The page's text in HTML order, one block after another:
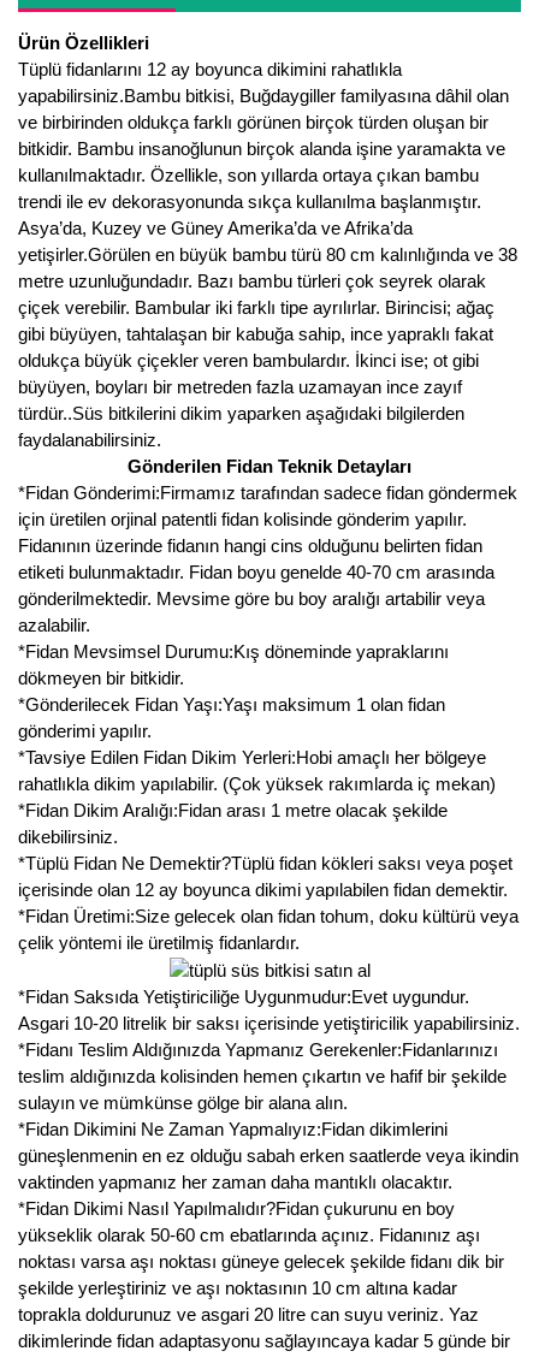
Ürün Özellikleri
Tüplü fidanlarını 12 ay boyunca dikimini rahatlıkla
yapabilirsiniz.Bambu bitkisi, Buğdaygiller familyasına dâhil olan
ve birbirinden oldukça farklı görünen birçok türden oluşan bir
bitkidir. Bambu insanoğlunun birçok alanda işine yaramakta ve
kullanılmaktadır. Özellikle, son yıllarda ortaya çıkan bambu
trendi ile ev dekorasyonunda sıkça kullanılma başlanmıştır.
Asya’da, Kuzey ve Güney Amerika’da ve Afrika’da
yetişirler.Görülen en büyük bambu türü 80 cm kalınlığında ve 38
metre uzunluğundadır. Bazı bambu türleri çok seyrek olarak
çiçek verebilir. Bambular iki farklı tipe ayrılırlar. Birincisi; ağaç
gibi büyüyen, tahtalaşan bir kabuğa sahip, ince yapraklı fakat
oldukça büyük çiçekler veren bambulardır. İkinci ise; ot gibi
büyüyen, boyları bir metreden fazla uzamayan ince zayıf
türdür..Süs bitkilerini dikim yaparken aşağıdaki bilgilerden
faydalanabilirsiniz.
Gönderilen Fidan Teknik Detayları
*Fidan Gönderimi:Firmamız tarafından sadece fidan göndermek
için üretilen orjinal patentli fidan kolisinde gönderim yapılır.
Fidanının üzerinde fidanın hangi cins olduğunu belirten fidan
etiketi bulunmaktadır. Fidan boyu genelde 40-70 cm arasında
gönderilmektedir. Mevsime göre bu boy aralığı artabilir veya
azalabilir.
*Fidan Mevsimsel Durumu:Kış döneminde yapraklarını
dökmeyen bir bitkidir.
*Gönderilecek Fidan Yaşı:Yaşı maksimum 1 olan fidan
gönderimi yapılır.
*Tavsiye Edilen Fidan Dikim Yerleri:Hobi amaçlı her bölgeye
rahatlıkla dikim yapılabilir. (Çok yüksek rakımlarda iç mekan)
*Fidan Dikim Aralığı:Fidan arası 1 metre olacak şekilde
dikebilirsiniz.
*Tüplü Fidan Ne Demektir?Tüplü fidan kökleri saksı veya poşet
içerisinde olan 12 ay boyunca dikimi yapılabilen fidan demektir.
*Fidan Üretimi:Size gelecek olan fidan tohum, doku kültürü veya
çelik yöntemi ile üretilmiş fidanlardır.
*Fidan Saksıda Yetiştiriciliğe Uygunmudur:Evet uygundur.
Asgari 10-20 litrelik bir saksı içerisinde yetiştiricilik yapabilirsiniz.
*Fidanı Teslim Aldığınızda Yapmanız Gerekenler:Fidanlarınızı
teslim aldığınızda kolisinden hemen çıkartın ve hafif bir şekilde
sulayın ve mümkünse gölge bir alana alın.
*Fidan Dikimini Ne Zaman Yapmalıyız:Fidan dikimlerini
güneşlenmenin en ez olduğu sabah erken saatlerde veya ikindin
vaktinden yapmanız her zaman daha mantıklı olacaktır.
*Fidan Dikimi Nasıl Yapılmalıdır?Fidan çukurunu en boy
yükseklik olarak 50-60 cm ebatlarında açınız. Fidanınız aşı
noktası varsa aşı noktası güneye gelecek şekilde fidanı dik bir
şekilde yerleştiriniz ve aşı noktasının 10 cm altına kadar
toprakla doldurunuz ve asgari 20 litre can suyu veriniz. Yaz
dikimlerinde fidan adaptasyonu sağlayıncaya kadar 5 günde bir